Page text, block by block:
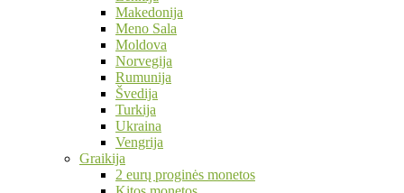
Makedonija
Meno Sala
Moldova
Norvegija
Rumunija
Švedija
Turkija
Ukraina
Vengrija
Graikija
2 eurų proginės monetos